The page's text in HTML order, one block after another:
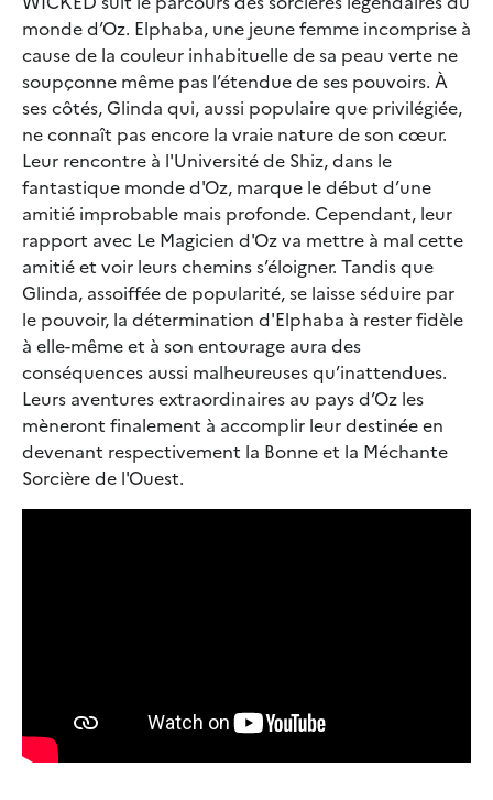
monde d’Oz. Elphaba, une jeune femme incomprise à
cause de la couleur inhabituelle de sa peau verte ne
soupçonne même pas l’étendue de ses pouvoirs. À
ses côtés, Glinda qui, aussi populaire que privilégiée,
ne connaît pas encore la vraie nature de son cœur.
Leur rencontre à l'Université de Shiz, dans le
fantastique monde d'Oz, marque le début d’une
amitié improbable mais profonde. Cependant, leur
rapport avec Le Magicien d'Oz va mettre à mal cette
amitié et voir leurs chemins s’éloigner. Tandis que
Glinda, assoiffée de popularité, se laisse séduire par
le pouvoir, la détermination d'Elphaba à rester fidèle
à elle-même et à son entourage aura des
conséquences aussi malheureuses qu’inattendues.
Leurs aventures extraordinaires au pays d’Oz les
mèneront finalement à accomplir leur destinée en
devenant respectivement la Bonne et la Méchante
Sorcière de l'Ouest.